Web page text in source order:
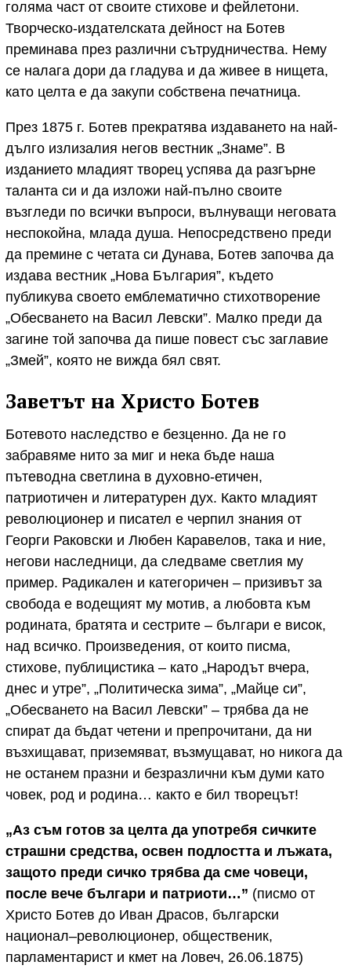
голяма част от своите стихове и фейлетони.
Творческо-издателската дейност на Ботев
преминава през различни сътрудничества. Нему
се налага дори да гладува и да живее в нищета,
като целта е да закупи собствена печатница.
През 1875 г. Ботев прекратява издаването на най-
дълго излизалия негов вестник „Знаме”. В
изданието младият творец успява да разгърне
таланта си и да изложи най-пълно своите
възгледи по всички въпроси, вълнуващи неговата
неспокойна, млада душа. Непосредствено преди
да премине с четата си Дунава, Ботев започва да
издава вестник „Нова България”, където
публикува своето емблематично стихотворение
„Обесването на Васил Левски”. Малко преди да
загине той започва да пише повест със заглавие
„Змей”, която не вижда бял свят.
Заветът на Христо Ботев
Ботевото наследство е безценно. Да не го
забравяме нито за миг и нека бъде наша
пътеводна светлина в духовно-етичен,
патриотичен и литературен дух. Както младият
революционер и писател е черпил знания от
Георги Раковски и Любен Каравелов, така и ние,
негови наследници, да следваме светлия му
пример. Радикален и категоричен – призивът за
свобода е водещият му мотив, а любовта към
родината, братята и сестрите – българи е висок,
над всичко. Произведения, от които писма,
стихове, публицистика – като „Народът вчера,
днес и утре”, „Политическа зима”, „Майце си”,
„Обесването на Васил Левски” – трябва да не
спират да бъдат четени и препрочитани, да ни
възхищават, приземяват, възмущават, но никога да
не останем празни и безразлични към думи като
човек, род и родина… както е бил творецът!
„Аз съм готов за целта да употребя сичките
страшни средства, освен подлостта и лъжата,
защото преди сичко трябва да сме човеци,
после вече българи и патриоти…” (писмо от
Христо Ботев до Иван Драсов, български
национал–революционер, общественик,
парламентарист и кмет на Ловеч, 26.06.1875)